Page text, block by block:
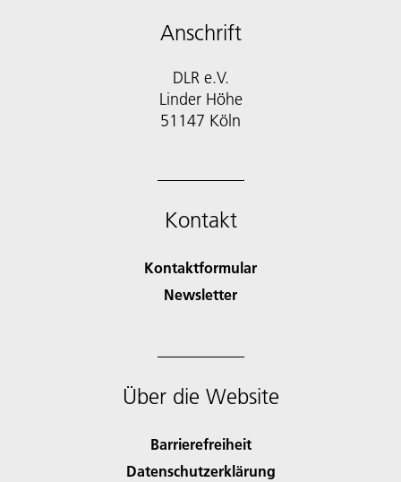
Anschrift
DLR e.V.
Linder Höhe
51147 Köln
Kontakt
Kontaktformular
Newsletter
Über die Website
Barrierefreiheit
Datenschutzerklärung